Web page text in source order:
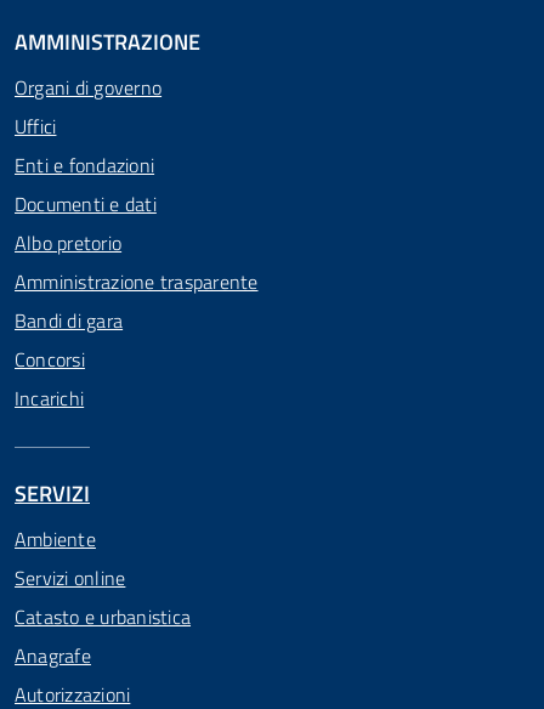
AMMINISTRAZIONE
Organi di governo
Uffici
Enti e fondazioni
Documenti e dati
Albo pretorio
Amministrazione trasparente
Bandi di gara
Concorsi
Incarichi
SERVIZI
Ambiente
Servizi online
Catasto e urbanistica
Anagrafe
Autorizzazioni